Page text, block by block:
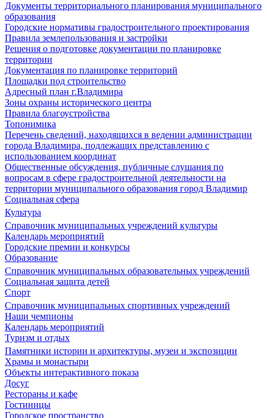
Документы территориального планирования муниципального
образования
Городские нормативы градостроительного проектирования
Правила землепользования и застройки
Решения о подготовке документации по планировке
территории
Документация по планировке территорий
Площадки под строительство
Адресный план г.Владимира
Зоны охраны исторического центра
Правила благоустройства
Топонимика
Перечень сведений, находящихся в ведении администрации
города Владимира, подлежащих представлению с
использованием координат
Общественные обсуждения, публичные слушания по
вопросам в сфере градостроительной деятельности на
территории муниципального образования город Владимир
Социальная сфера
Культура
Справочник муниципальных учреждений культуры
Календарь мероприятий
Городские премии и конкурсы
Образование
Справочник муниципальных образовательных учреждений
Социальная защита детей
Спорт
Справочник муниципальных спортивных учреждений
Наши чемпионы
Календарь мероприятий
Туризм и отдых
Памятники истории и архитектуры, музеи и экспозиции
Храмы и монастыри
Объекты интерактивного показа
Досуг
Рестораны и кафе
Гостиницы
Городское пространство